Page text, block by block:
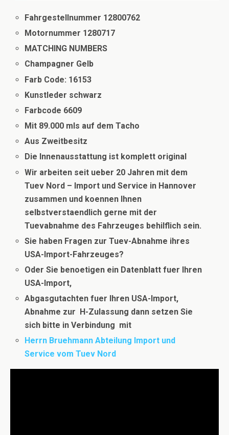
Fahrgestellnummer 12800762
Motornummer 1280717
MATCHING NUMBERS
Champagner Gelb
Farb Code: 16153
Kunstleder schwarz
Farbcode 6609
Mit 89.000 mls auf dem Tacho
Aus Zweitbesitz
Die Innenausstattung ist komplett original
Wir arbeiten seit ueber 20 Jahren mit dem
Tuev Nord – Import und Service in Hannover
zusammen und koennen Ihnen
selbstverstaendlich gerne mit der
Tuevabnahme des Fahrzeuges behilflich sein.
Sie haben Fragen zur Tuev-Abnahme ihres
USA-Import-Fahrzeuges?
Oder Sie benoetigen ein Datenblatt fuer Ihren
USA-Import,
Abgasgutachten fuer Ihren USA-Import,
Abnahme zur H-Zulassung dann setzen Sie
sich bitte in Verbindung mit
Herrn Bruehmann Abteilung Import und
Service vom Tuev Nord